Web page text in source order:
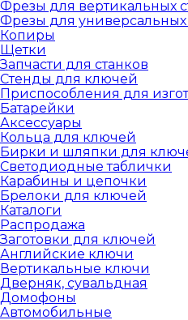
Фрезы для вертикальных
Фрезы для универсальных
Копиры
Щетки
Запчасти для станков
Стенды для ключей
Приспособления для
Батарейки
Аксессуары
Кольца для ключей
Бирки и шляпки для
Светодиодные таблички
Карабины и цепочки
Брелоки для ключей
Каталоги
Распродажа
Заготовки для ключей
Английские ключи
Вертикальные ключи
Дверняк, сувальдная
Домофоны
Автомобильные